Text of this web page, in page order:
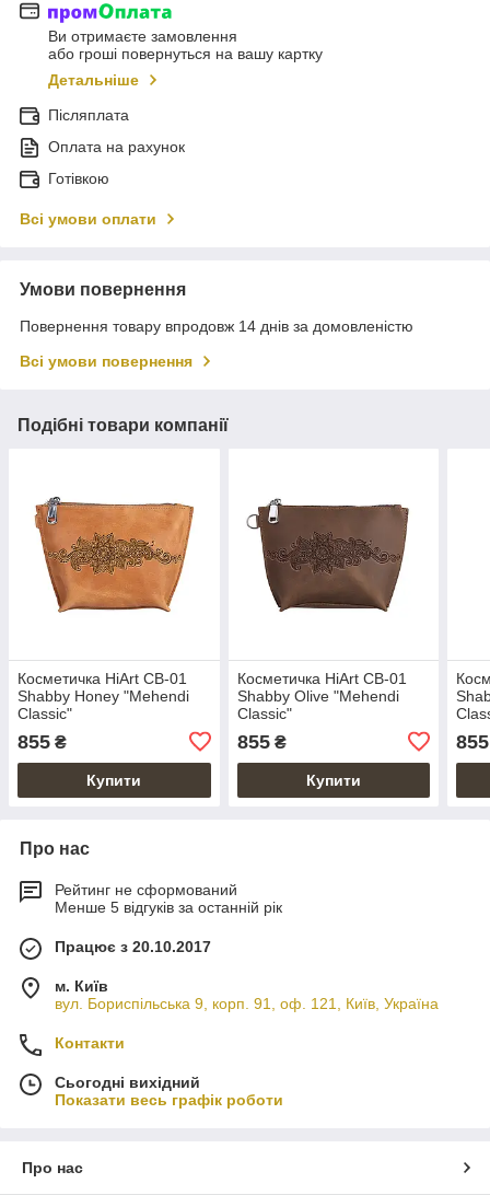
Ви отримаєте замовлення
або гроші повернуться на вашу картку
Детальніше
Післяплата
Оплата на рахунок
Готівкою
Всі умови оплати
Умови повернення
Повернення товару впродовж 14 днів за домовленістю
Всі умови повернення
Подібні товари компанії
Косметичка HiArt CB-01
Shabby Honey "Mehendi
Classic"
855 ₴
Купити
Косметичка HiArt CB-01
Shabby Olive "Mehendi
Classic"
855₴
Купити
855
Про нас
Рейтинг не сформований
Менше 5 відгуків за останній рік
Працює з 20.10.2017
м. Київ
вул. Бориспільська 9, корп. 91, оф. 121, Київ, Україна
Контакти
Сьогодні вихідний
Показати весь графік роботи
Про нас